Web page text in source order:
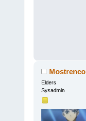
Mostrenco
Elders
Sysadmin